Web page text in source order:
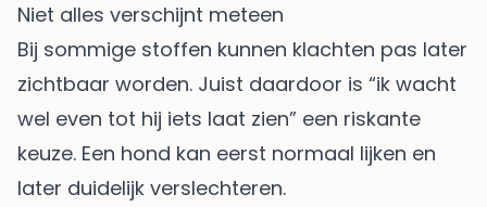
Niet alles verschijnt meteen
Bij sommige stoffen kunnen klachten pas later
zichtbaar worden. Juist daardoor is “ik wacht
wel even tot hij iets laat zien” een riskante
keuze. Een hond kan eerst normaal lijken en
later duidelijk verslechteren.